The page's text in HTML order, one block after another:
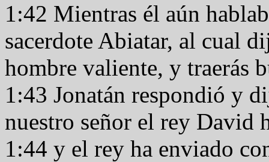
1:42 Mientras él aún
sacerdote Abiatar, al cual
hombre valiente, y traerás
1:43 Jonatán respondió y
nuestro señor el rey David
1:44 y el rey ha enviado